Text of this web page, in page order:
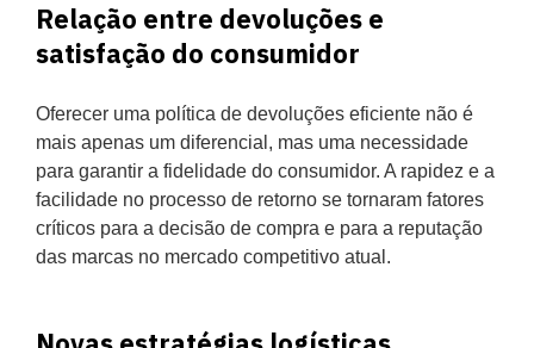
Relação entre devoluções e
satisfação do consumidor
Oferecer uma política de devoluções eficiente não é
mais apenas um diferencial, mas uma necessidade
para garantir a fidelidade do consumidor. A rapidez e a
facilidade no processo de retorno se tornaram fatores
críticos para a decisão de compra e para a reputação
das marcas no mercado competitivo atual.